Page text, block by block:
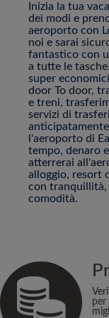
Inizia la tua
dei modi e
aeroporto con
noi e sarai
fantastico con
a tutte le
super
door To door,
e treni,
servizi di
l'aeroporto di
tempo, denaro
atterrerai
alloggio, resort
con
comodità.
per